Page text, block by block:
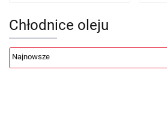
Chłodnice oleju